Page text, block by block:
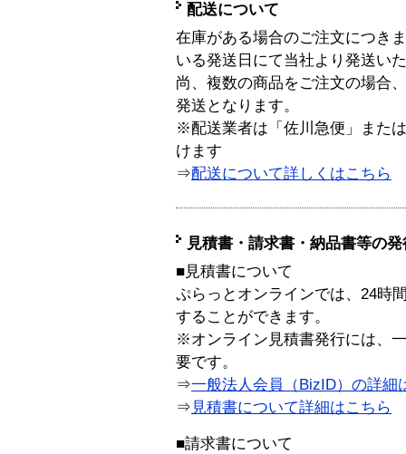
配送について
在庫がある場合のご注文につき
いる発送日にて当社より発送い
尚、複数の商品をご注文の場合
発送となります。
※配送業者は「佐川急便」また
けます
⇒配送について詳しくはこちら
見積書・請求書・納品書等の
■見積書について
ぷらっとオンラインでは、24時
することができます。
※オンライン見積書発行には、
要です。
⇒一般法人会員（BizID）の詳細
⇒ 見積書について詳細はこちら
■請求書について